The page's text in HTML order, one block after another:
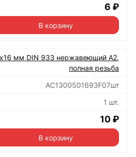
6 ₽
В корзину
мм DIN 933 нержавеющий А2,
полная резьба
АС1300501693F07шт
1 шт.
10 ₽
В корзину